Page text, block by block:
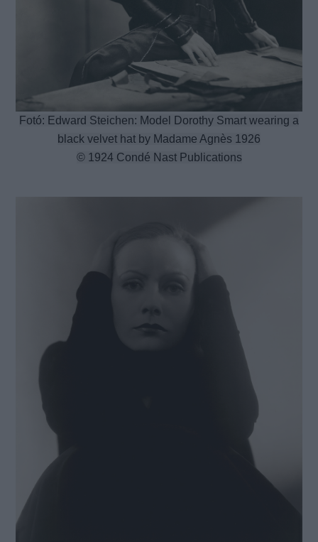
Fotó: Edward Steichen: Model Dorothy Smart wearing a
black velvet hat by Madame Agnès 1926
© 1924 Condé Nast Publications